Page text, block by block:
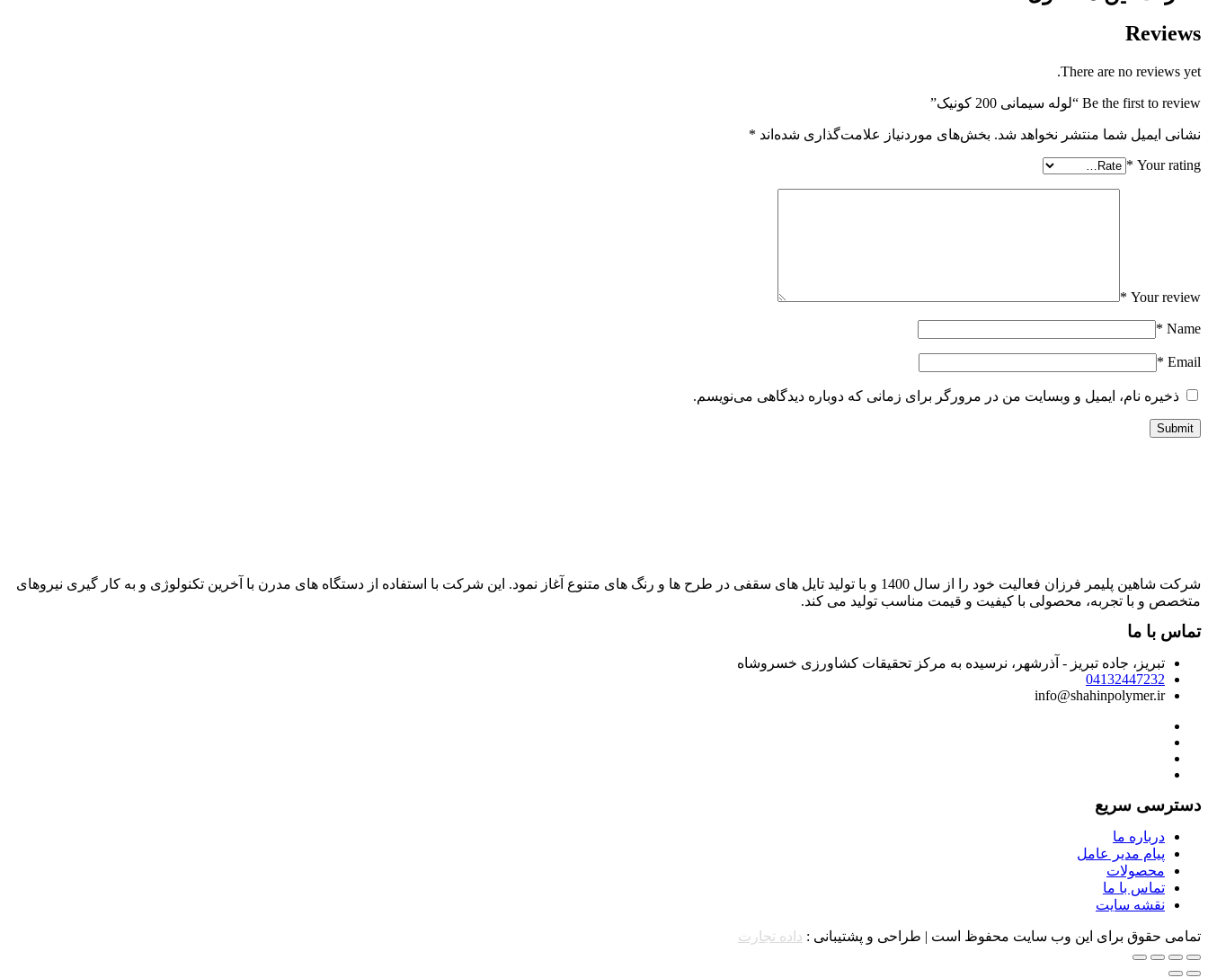
Reviews
There are no reviews yet.
Be the first to review “لوله سیمانی 200 کونیک”
نشانی ایمیل شما منتشر نخواهد شد. بخش‌های موردنیاز علامت‌گذاری شده‌اند *
Your rating
*
Your review
*
Name
*
Email
*
ذخیره نام، ایمیل و وبسایت من در مرورگر برای زمانی که دوباره دیدگاهی می‌نویسم.
شرکت شاهین پلیمر فرزان فعالیت خود را از سال 1400 و با تولید تایل های سقفی در طرح ها و رنگ های متنوع آغاز نمود. این شرکت با استفاده از دستگاه های مدرن با آخرین تکنولوژی و به کار گیری نیروهای
متخصص و با تجربه، محصولی با کیفیت و قیمت مناسب تولید می کند.
تماس با ما
تبریز، جاده تبریز - آذرشهر، نرسیده به مرکز تحقیقات کشاورزی خسروشاه
04132447232
info@shahinpolymer.ir
دسترسی سریع
درباره ما
پیام مدیر عامل
محصولات
تماس با ما
نقشه سایت
تمامی حقوق برای این وب سایت محفوظ است | طراحی و پشتیبانی : داده تجارت